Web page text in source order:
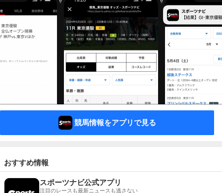
競馬情報をアプリで見る
おすすめ情報
スポーツナビ公式アプリ
注目のレースも最新ニュースも逃さない